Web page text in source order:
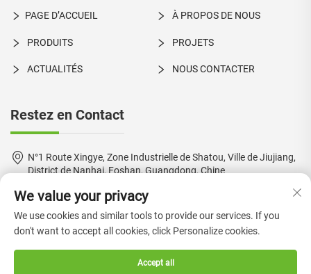
PAGE D’ACCUEIL À PROPOS DE NOUS
PRODUITS PROJETS
ACTUALITÉS NOUS CONTACTER
Restez en Contact
N°1 Route Xingye, Zone Industrielle de Shatou, Ville de Jiujiang,
District de Nanhai, Foshan, Guangdong, Chine
+86-18924550960
[email protected]
We value your privacy
We use cookies and similar tools to provide our services. If you
don't want to accept all cookies, click Personalize cookies.
Accept all